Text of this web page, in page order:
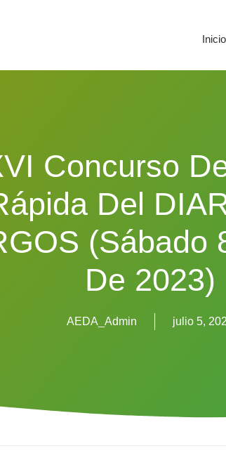
Inicio
Concurso
Del
(sábado
De 2023)
AEDA_Admin julio 5,